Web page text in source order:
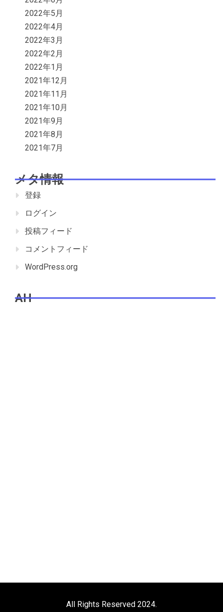
2022年5月
2022年4月
2022年3月
2022年2月
2022年1月
2021年12月
2021年11月
2021年10月
2021年9月
2021年8月
2021年7月
メタ情報
登録
ログイン
投稿フィード
コメントフィード
WordPress.org
AH
All Rights Reserved 2024.